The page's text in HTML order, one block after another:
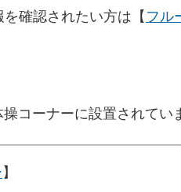
確認されたい方は【フル
コーナーに設置されてい
】